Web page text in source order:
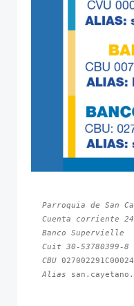
Parroquia de San
Cuenta corriente
Banco Supervielle
Cuit 30-53780399-8
CBU
Alias